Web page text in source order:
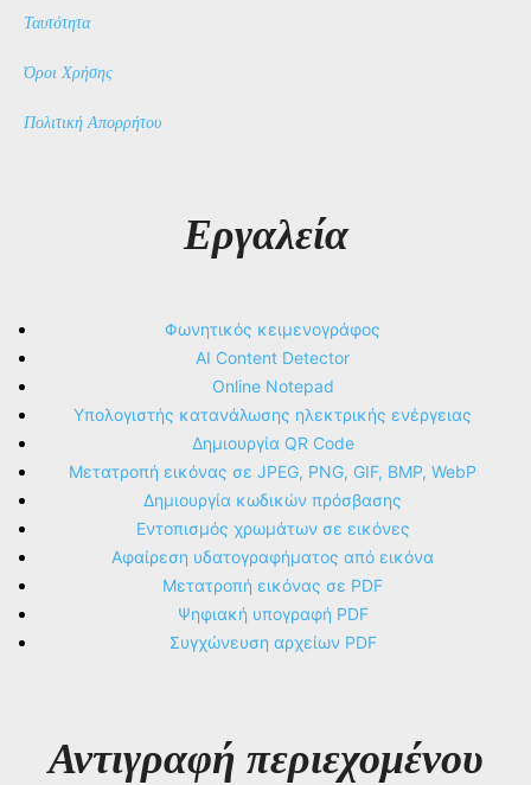
Ταυτότητα
Όροι Χρήσης
Πολιτική Απορρήτου
Εργαλεία
Φωνητικός κειμενογράφος
AI Content Detector
Online Notepad
Υπολογιστής κατανάλωσης ηλεκτρικής ενέργειας
Δημιουργία QR Code
Μετατροπή εικόνας σε JPEG, PNG, GIF, BMP, WebP
Δημιουργία κωδικών πρόσβασης
Εντοπισμός χρωμάτων σε εικόνες
Αφαίρεση υδατογραφήματος από εικόνα
Μετατροπή εικόνας σε PDF
Ψηφιακή υπογραφή PDF
Συγχώνευση αρχείων PDF
Αντιγραφή περιεχομένου